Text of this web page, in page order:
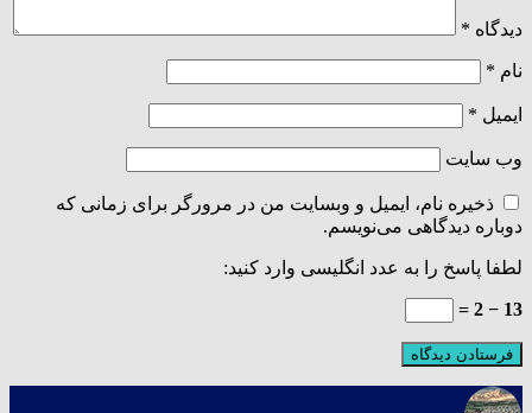
دیدگاه *
نام *
ایمیل *
وب‌ سایت
ذخیره نام، ایمیل و وبسایت من در مرورگر برای زمانی که
دوباره دیدگاهی می‌نویسم.
لطفا پاسخ را به عدد انگلیسی وارد کنید:
13 − 2 =